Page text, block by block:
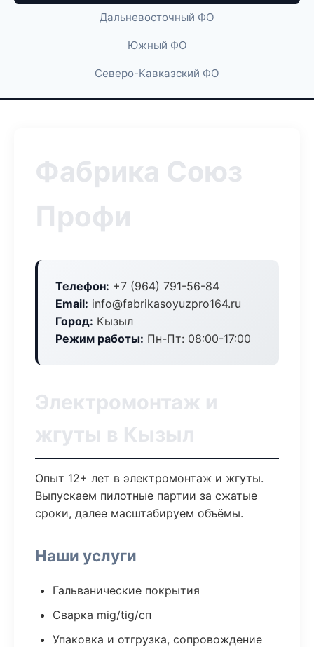
Дальневосточный ФО
Южный ФО
Северо-Кавказский ФО
Фабрика Союз
Профи
Телефон: +7 (964) 791-56-84
Email: info@fabrikasoyuzpro164.ru
Город: Кызыл
Режим работы: Пн-Пт: 08:00-17:00
Электромонтаж и
жгуты в Кызыл
Опыт 12+ лет в электромонтаж и жгуты.
Выпускаем пилотные партии за сжатые
сроки, далее масштабируем объёмы.
Наши услуги
Гальванические покрытия
Сварка mig/tig/сп
Упаковка и отгрузка, сопровождение